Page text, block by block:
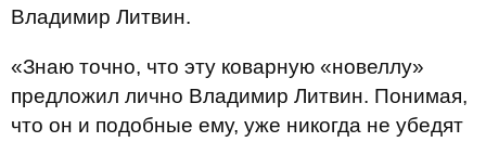
Владимир Литвин.
«Знаю точно, что эту коварную «новеллу»
предложил лично Владимир Литвин. Понимая,
что он и подобные ему, уже никогда не убедят